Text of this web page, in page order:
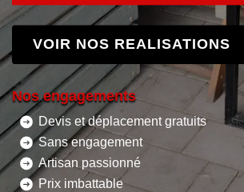
VOIR NOS REALISATIONS
Nos engagements
Devis et déplacement gratuits
Sans engagement
Artisan passionné
Prix imbattable